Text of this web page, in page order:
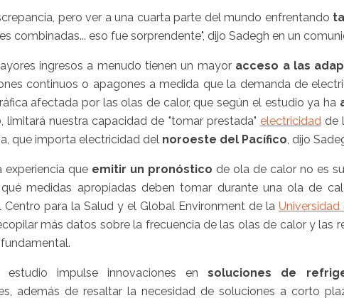
pero ver a una cuarta parte del mundo enfrentando
combinadas... eso fue sorprendente", dijo Sadegh en un
ingresos a menudo tienen un mayor acceso a las
continuos o apagones a medida que la demanda de
afectada por las olas de calor, que según el estudio ya ha
limitará nuestra capacidad de "tomar prestada" electricidadde
que importa electricidad del noroeste del Pacífico, dijo
experiencia que emitir un pronóstico de ola de calor no es
medidas apropiadas deben tomar durante una ola de
Centro para la Salud y el Global Environment de la
más datos sobre la frecuencia de las olas de calor y las
estudio impulse innovaciones ensoluciones de
además de resaltar la necesidad de soluciones a corto